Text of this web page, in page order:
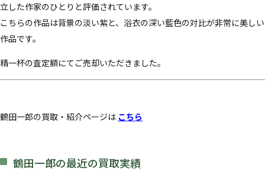
立した作家のひとりと評価されています。
こちらの作品は背景の淡い紫と、浴衣の深い藍色の対比が非常に美しい
作品です。
精一杯の査定額にてご売却いただきました。
鶴田一郎の買取・紹介ページは こちら
鶴田一郎の最近の買取実績